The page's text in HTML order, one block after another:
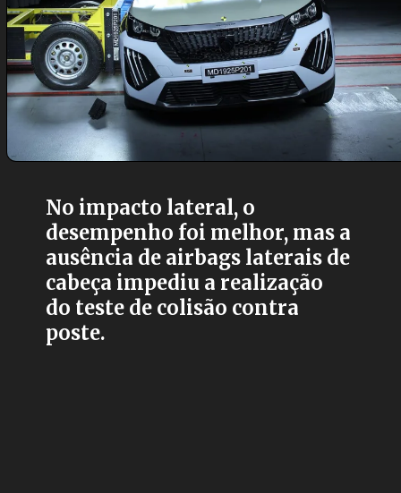
No impacto lateral, o
desempenho foi melhor, mas a
ausência de airbags laterais de
cabeça impediu a realização
do teste de colisão contra
poste.